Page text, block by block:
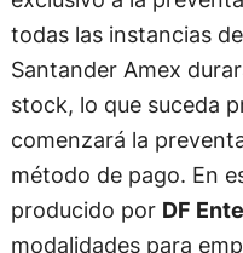
todas las instancias
Santander Amex
stock, lo que suceda
comenzará la
método de pago. En
producido por DF
modalidades para